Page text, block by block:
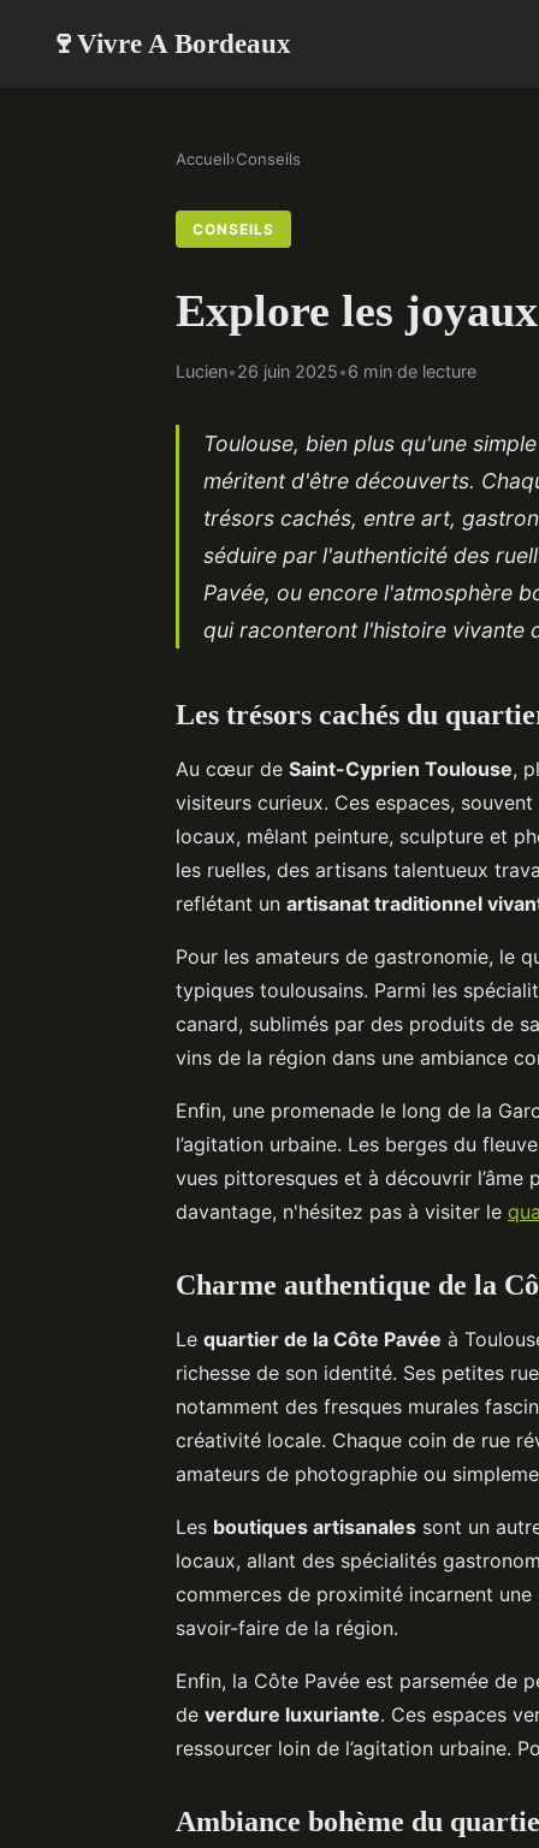
🍷Vivre A Bordeaux
Accueil›Conseils
CONSEILS
Explore les
Lucien•26 juin 2025•6 min de lecture
Toulouse, bien plus qu'une
méritent d'être découverts.
trésors cachés, entre art,
séduire par l'authenticité des
Pavée, ou encore l'atmosphère
qui raconteront l'histoire vivante
Les trésors cachés du
Au cœur de Saint-Cyprien Toulouse,
visiteurs curieux. Ces espaces,
locaux, mêlant peinture, sculpture et
les ruelles, des artisans talentueux
reflétant un artisanat traditionnel
Pour les amateurs de gastronomie, le
typiques toulousains. Parmi les
canard, sublimés par des produits de
vins de la région dans une ambiance
Enfin, une promenade le long de la
l’agitation urbaine. Les berges du
vues pittoresques et à découvrir
davantage, n'hésitez pas à visiter le
Charme authentique de la
Le quartier de la Côte Pavée à
richesse de son identité. Ses petites
notamment des fresques murales
créativité locale. Chaque coin de rue
amateurs de photographie ou
Les boutiques artisanales sont un
locaux, allant des spécialités
commerces de proximité incarnent
savoir-faire de la région.
Enfin, la Côte Pavée est parsemée de
de verdure luxuriante. Ces espaces
ressourcer loin de l’agitation urbaine.
Ambiance bohème du